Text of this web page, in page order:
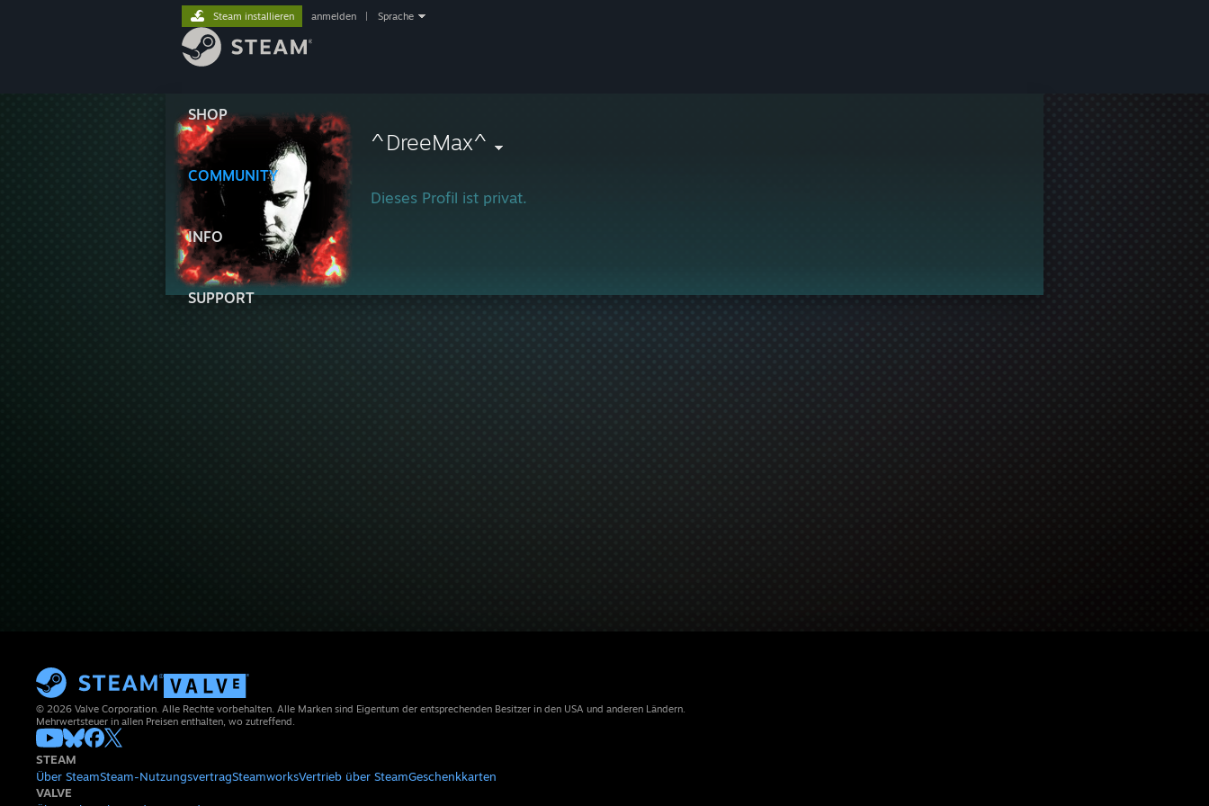
SHOP
COMMUNITY
INFO
SUPPORT
Steam installieren anmelden Sprache
^DreeMax^
Dieses Profil ist privat.
© 2026 Valve Corporation. Alle Rechte vorbehalten. Alle Marken sind Eigentum der entsprechenden Besitzer in den USA und anderen Ländern.
Mehrwertsteuer in allen Preisen enthalten, wo zutreffend.
STEAM
Über SteamSteam-NutzungsvertragSteamworksVertrieb über SteamGeschenkkarten
VALVE